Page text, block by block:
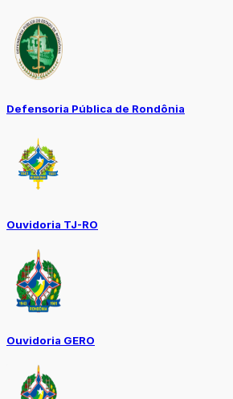
Defensoria Pública de Rondônia
Ouvidoria TJ-RO
Ouvidoria GERO